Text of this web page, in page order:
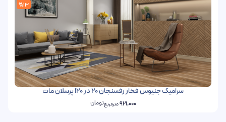
%13
سرامیک جنیوس فخار رفسنجان 20 در 120 پرسلان مات
921,000مترمربعتومان